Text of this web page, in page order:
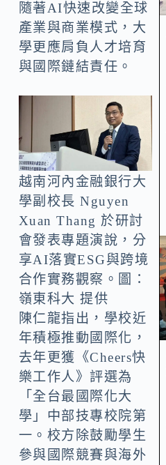
隨著AI快速改變全球
產業與商業模式，大
學更應肩負人才培育
與國際鏈結責任。
越南河內金融銀行大
學副校長 Nguyen
Xuan Thang 於研討
會發表專題演說，分
享AI落實ESG與跨境
合作實務觀察。圖：
嶺東科大 提供
陳仁龍指出，學校近
年積極推動國際化，
去年更獲《Cheers快
樂工作人》評選為
「全台最國際化大
學」中部技專校院第
一。校方除鼓勵學生
參與國際競賽與海外